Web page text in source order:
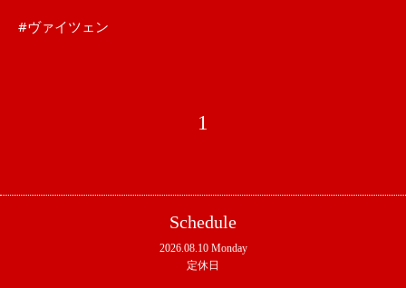
#ヴァイツェン
1
Schedule
2026.08.10 Monday
定休日